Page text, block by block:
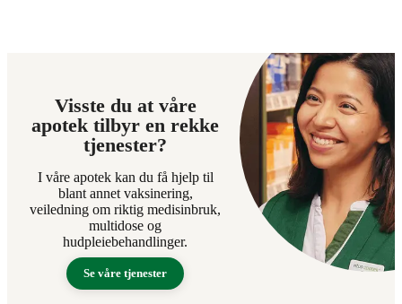
Visste du at våre
apotek tilbyr en rekke
tjenester?
I våre apotek kan du få hjelp til
blant annet vaksinering,
veiledning om riktig medisinbruk,
multidose og
hudpleiebehandlinger.
Se våre tjenester